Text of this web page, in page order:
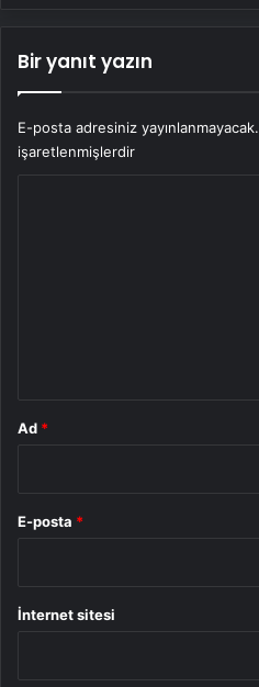
Bir yanıt yazın
E-posta adresiniz yayınlanmayacak.
işaretlenmişlerdir
Ad *
E-posta *
İnternet sitesi